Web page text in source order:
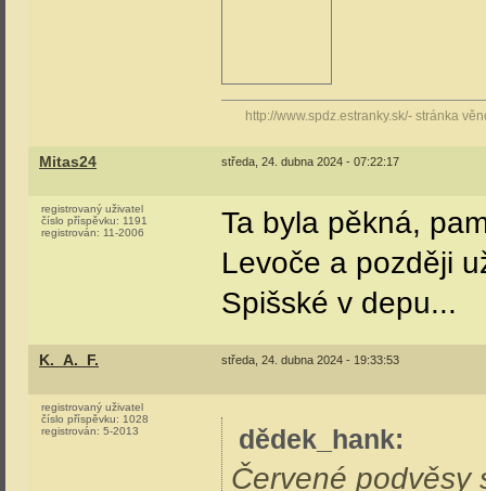
http://www.spdz.estranky.sk/- stránka
Mitas24 středa, 24. dubna 2024 - 07:22:17
registrovaný uživatel
číslo příspěvku: 1191
registrován: 11-2006
Ta byla pěkná,
Levoče a později
Spišské v depu...
K._A._F. středa, 24. dubna 2024 - 19:33:53
registrovaný uživatel
číslo příspěvku: 1028
registrován: 5-2013 dědek_hank:
Červené podvěsy